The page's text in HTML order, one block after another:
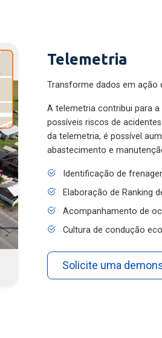
Telemetria
Transforme dados em ação
A telemetria contribui para
possíveis riscos de
da telemetria, é possível
abastecimento e
Identificação de
Elaboração de Ranking
Acompanhamento de
Cultura de condução
Solicite uma